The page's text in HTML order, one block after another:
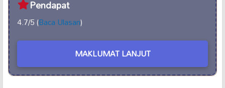
Pendapat
4.7/5 (Baca Ulasan)
MAKLUMAT LANJUT